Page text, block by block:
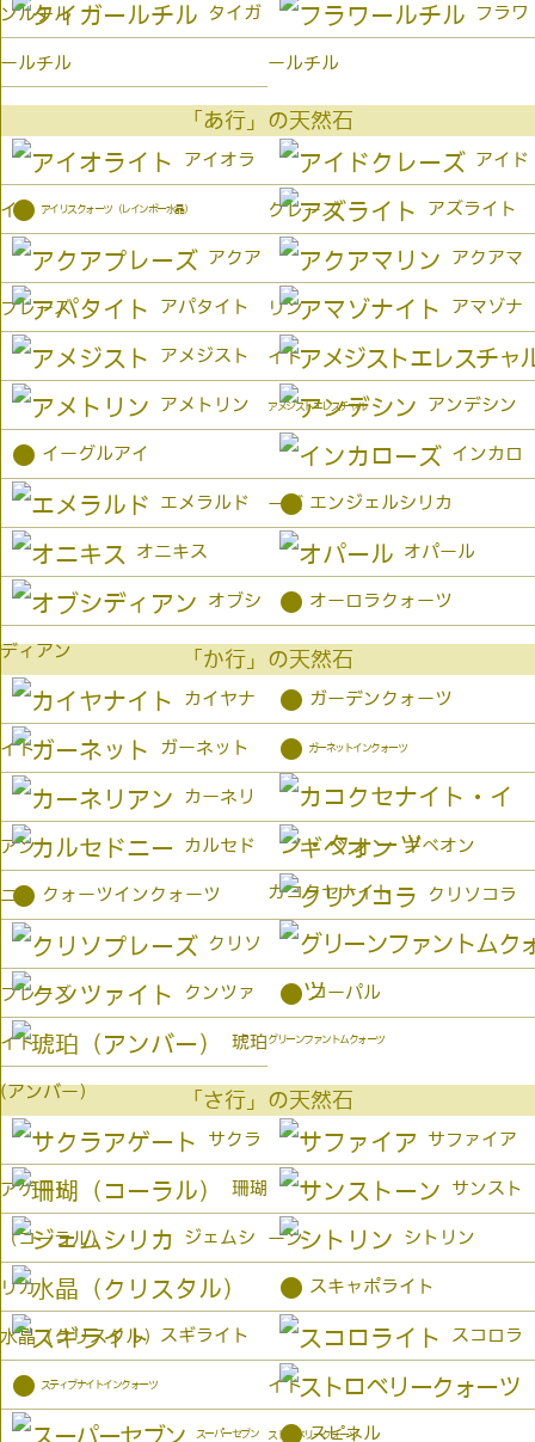
ンルチル タイガ
ールチル
フラワ
ールチル
「あ行」の天然石
アイオラ
イト
アイド
クレーズ
● アイリスクォーツ（レインボー水晶） アズライト
アクア
プレーズ
アクアマ
リン
アパタイト アマゾナ
イト
アメジスト
アメジストエレスチャル
アメトリン アンデシン
● イーグルアイ インカロ
ーズ
エメラルド ● エンジェルシリカ
オニキス オパール
オブシ
ディアン
● オーロラクォーツ
「か行」の天然石
カイヤナ
イト
● ガーデンクォーツ
ガーネット ● ガーネットインクォーツ
カーネリ
アン
カコクセナイト
カルセド
ニー
ギベオン
● クォーツインクォーツ クリソコラ
クリソ
プレーズ
グリーンファントムクォーツ
クンツァ
イト
● コーパル
琥珀
(アンバー） 「さ行」の天然石
サクラ
アゲート
サファイア
珊瑚
（コーラル）
サンスト
ーン
ジェムシ
リカ
シトリン
水晶（クリスタル）
● スキャポライト
スギライト スコロラ
イト
● スティブナイトインクォーツ
ストロベリークォーツ
スーパーセブン ● スピネル